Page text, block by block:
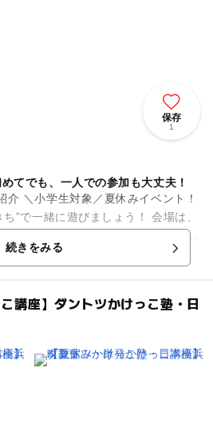
保存
1
てでも、一人での参加も大丈夫！
介 ＼小学生対象／夏休みイベント！
一緒に遊びましょう！ 会場は、
ま保育園 中野栄園 の 隣！！！
続きをみる
講座】ダントツかけっこ塾・日